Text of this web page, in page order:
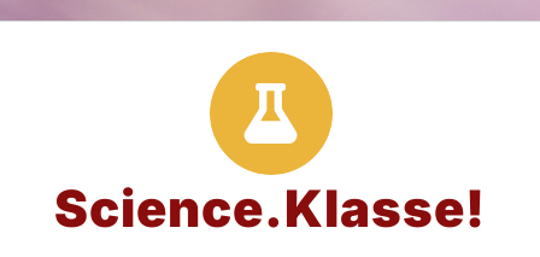
Science.Klasse!